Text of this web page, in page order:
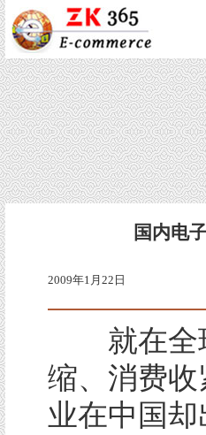
国内电
2009年1月22日
就在全球
缩、消费
业在中国却